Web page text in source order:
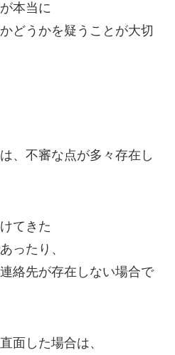
本当に
どうかを疑うことが大切
、不審な点が多々存在し
てきた
ったり、
絡先が存在しない場合で
面した場合は、